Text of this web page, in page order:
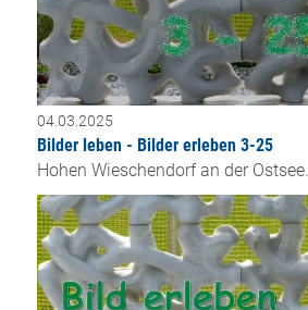
04.03.2025
Bilder leben - Bilder erleben 3-25
Hohen Wieschendorf an der Ostsee.